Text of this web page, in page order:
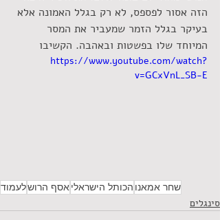
הזה אסור לפספס, לא רק בגלל האמונה אלא
בעיקר בגלל הזמר שמעביר את המסר
המיוחד שלו בפשטות ובאהבה. הקשיבו
https://www.youtube.com/watch?
v=GCxVnL_SB-E
שחר אמאנו הכותל הישראלי אסף הרושלעמוד
סינגלים